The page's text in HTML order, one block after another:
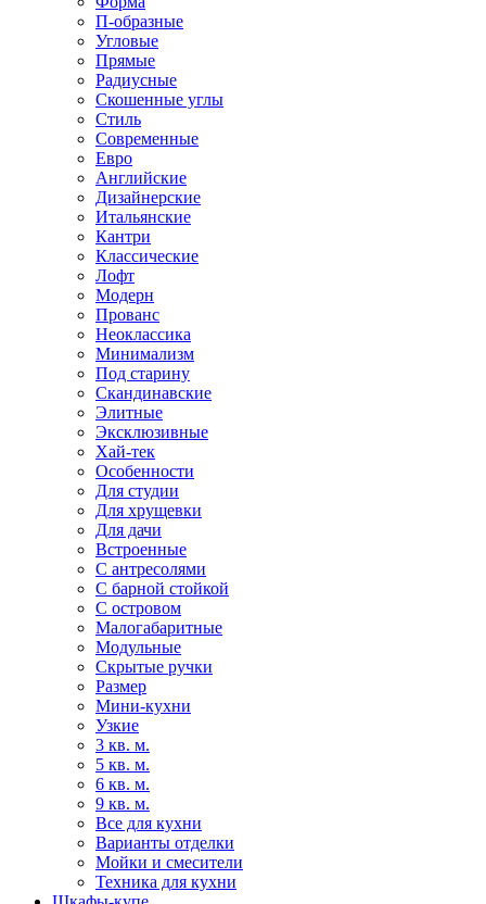
П-образные
Угловые
Прямые
Радиусные
Скошенные углы
Стиль
Современные
Евро
Английские
Дизайнерские
Итальянские
Кантри
Классические
Лофт
Модерн
Прованс
Неоклассика
Минимализм
Под старину
Скандинавские
Элитные
Эксклюзивные
Хай-тек
Особенности
Для студии
Для хрущевки
Для дачи
Встроенные
С антресолями
С барной стойкой
С островом
Малогабаритные
Модульные
Скрытые ручки
Размер
Мини-кухни
Узкие
3 кв. м.
5 кв. м.
6 кв. м.
9 кв. м.
Все для кухни
Варианты отделки
Мойки и смесители
Техника для кухни